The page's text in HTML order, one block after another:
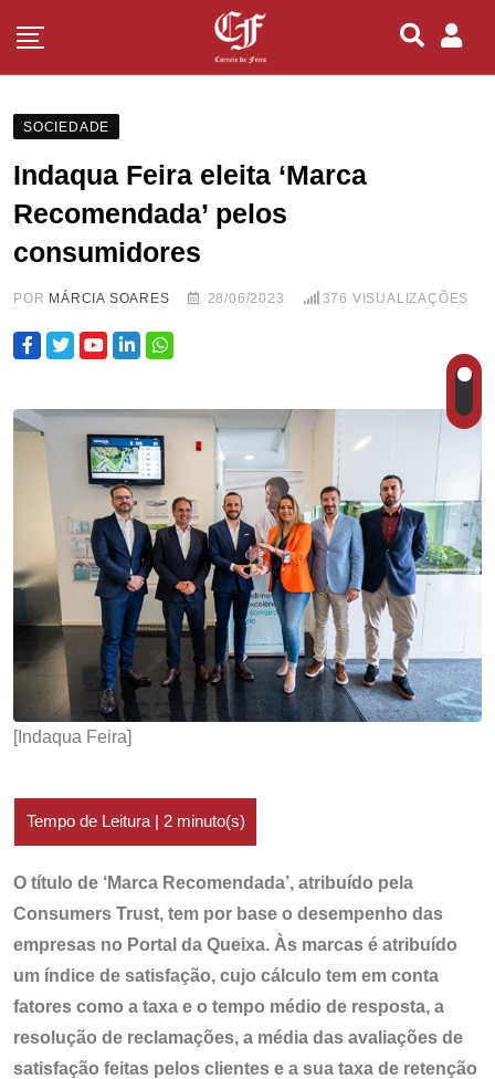
SOCIEDADE
Indaqua Feira eleita ‘Marca
Recomendada’ pelos
consumidores
POR MÁRCIA SOARES 28/06/2023 376 VISUALIZAÇÕES
[Indaqua Feira]
O título de ‘Marca Recomendada’, atribuído pela
Consumers Trust, tem por base o desempenho das
empresas no Portal da Queixa. Às marcas é atribuído
um índice de satisfação, cujo cálculo tem em conta
fatores como a taxa e o tempo médio de resposta, a
resolução de reclamações, a média das avaliações de
satisfação feitas pelos clientes e a sua taxa de retenção